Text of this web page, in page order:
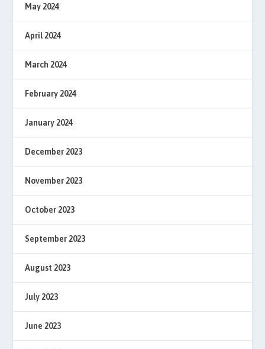
May 2024
April 2024
March 2024
February 2024
January 2024
December 2023
November 2023
October 2023
September 2023
August 2023
July 2023
June 2023